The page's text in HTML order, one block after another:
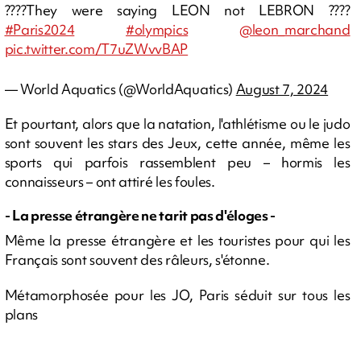
????They were saying LEON not LEBRON ????
#Paris2024
#olympics
@leon_marchand
pic.twitter.com/T7uZWvvBAP
— World Aquatics (@WorldAquatics) August 7, 2024
Et pourtant, alors que la natation, l'athlétisme ou le judo
sont souvent les stars des Jeux, cette année, même les
sports qui parfois rassemblent peu – hormis les
connaisseurs – ont attiré les foules.
- La presse étrangère ne tarit pas d'éloges -
Même la presse étrangère et les touristes pour qui les
Français sont souvent des râleurs, s'étonne.
Métamorphosée pour les JO, Paris séduit sur tous les
plans